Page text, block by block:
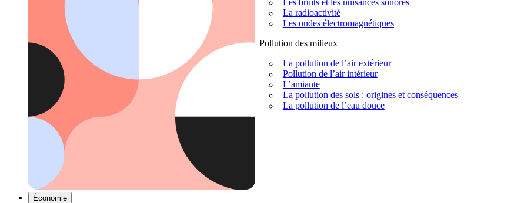
Les bruits et les nuisances sonores
La radioactivité
Les ondes électromagnétiques
Pollution des milieux
La pollution de l’air extérieur
Pollution de l’air intérieur
L’amiante
La pollution des sols : origines et conséquences
La pollution de l’eau douce
Économie